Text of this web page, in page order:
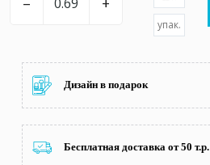
упак.
Дизайн в подарок
Бесплатная доставка от 50 т.р.